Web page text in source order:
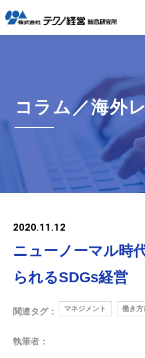
コラム／海外
2020.11.12
ニューノーマル時
られるSDGs経営
関連タグ： マネジメント 働き方
執筆者：